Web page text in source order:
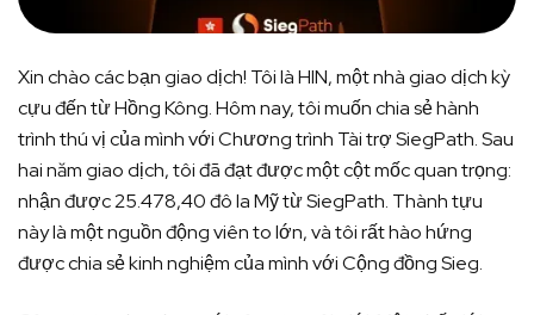
Xin chào các bạn giao dịch! Tôi là HIN, một nhà giao dịch kỳ
cựu đến từ Hồng Kông. Hôm nay, tôi muốn chia sẻ hành
trình thú vị của mình với Chương trình Tài trợ SiegPath. Sau
hai năm giao dịch, tôi đã đạt được một cột mốc quan trọng:
nhận được 25.478,40 đô la Mỹ từ SiegPath. Thành tựu
này là một nguồn động viên to lớn, và tôi rất hào hứng
được chia sẻ kinh nghiệm của mình với Cộng đồng Sieg.